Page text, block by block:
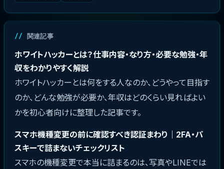
関連記事
ホワイトハッカーとは？仕事内容・なり方・必要な勉強・年
収をわかりやすく解説
ホワイトハッカーとは何をする人なのか、どうやって目指す
のか、どんな勉強が必要か、年収はどのくらい見ればよい
かを初心者向けに整理した記事です。
スマホ機種変更の前に確認すべき認証まわり｜2FA・パ
スキーで詰まないチェックリスト
スマホの機種変更で本当に詰まるのは、写真やLINEでは